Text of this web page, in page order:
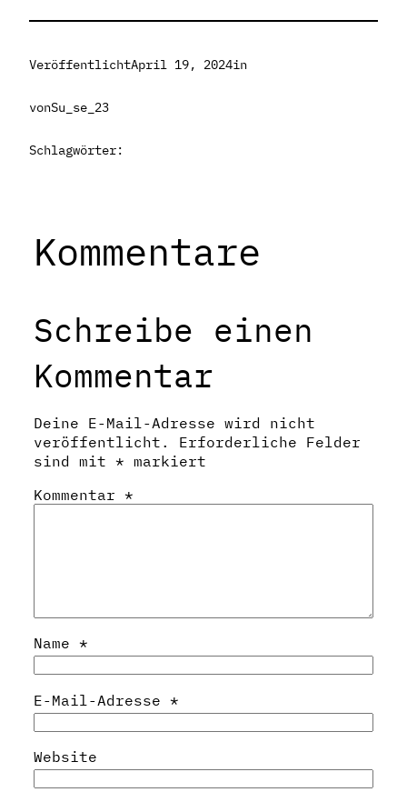
VeröffentlichtApril 19, 2024in
vonSu_se_23
Schlagwörter:
Kommentare
Schreibe einen
Kommentar
Deine E-Mail-Adresse wird nicht
veröffentlicht.
Erforderliche Felder
sind mit * markiert
Kommentar *
Name *
E-Mail-Adresse *
Website